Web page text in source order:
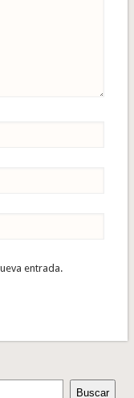
entrada.
Buscar